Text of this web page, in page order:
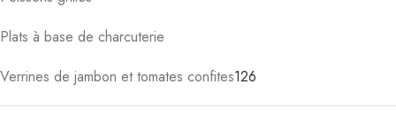
Plats à base de charcuterie
Verrines de jambon et tomates confites126